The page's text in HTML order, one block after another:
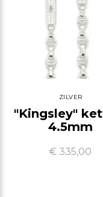
ZILVER
"Kingsley"
4.5mm
€ 335,00